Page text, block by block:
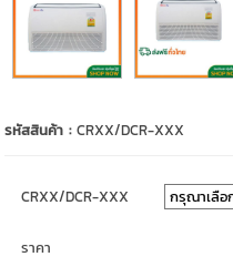
รหัสสินค้า :CRXX/DCR-XXX
CRXX/DCR-XXX
ราคา